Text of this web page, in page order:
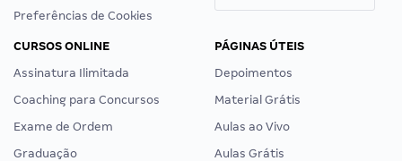
Preferências de Cookies
CURSOS ONLINE
Assinatura Ilimitada
Coaching para Concursos
Exame de Ordem
Graduação
PÁGINAS ÚTEIS
Depoimentos
Material Grátis
Aulas ao Vivo
Aulas Grátis